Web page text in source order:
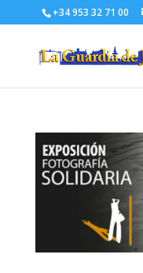
+34 953 32 71 00